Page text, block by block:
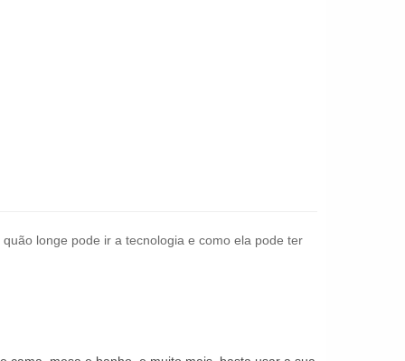
longe pode ir a tecnologia e como ela pode ter